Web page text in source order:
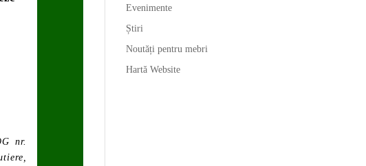
nr.
Evenimente
Știri
Noutăți pentru mebri
Hartă Website